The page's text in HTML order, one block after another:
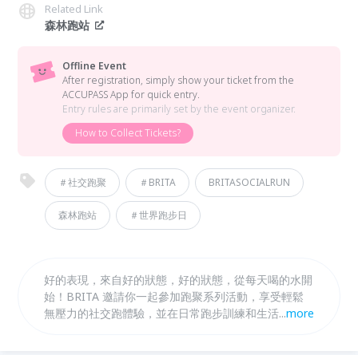
Related Link
森林跑站
Offline Event
After registration, simply show your ticket from the
ACCUPASS App for quick entry.
Entry rules are primarily set by the event organizer.
How to Collect Tickets?
＃社交跑聚 ＃BRITA BRITASOCIALRUN
森林跑站 ＃世界跑步日
好的表現，來自好的狀態，好的狀態，從每天喝的水開
始！BRITA 邀請你一起參加跑聚系列活動，享受輕鬆
無壓力的社交跑體驗，並在日常跑步訓練和生活中，享
...more